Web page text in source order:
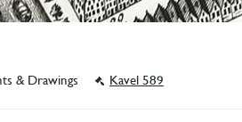
& Drawings Kavel 589